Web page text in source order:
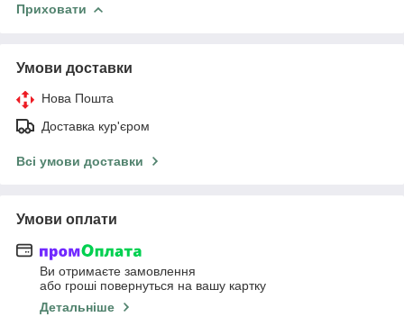
Приховати
Умови доставки
Нова Пошта
Доставка кур'єром
Всі умови доставки
Умови оплати
Ви отримаєте замовлення
або гроші повернуться на вашу картку
Детальніше